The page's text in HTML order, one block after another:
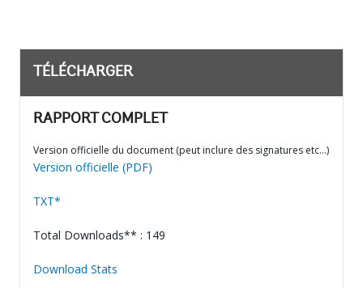
TÉLÉCHARGER
RAPPORT COMPLET
Version officielle du document (peut inclure des signatures etc…)
Version officielle (PDF)
TXT*
Total Downloads** : 149
Download Stats